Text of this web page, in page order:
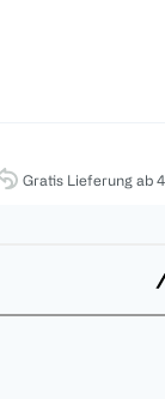
Gratis Lieferung ab